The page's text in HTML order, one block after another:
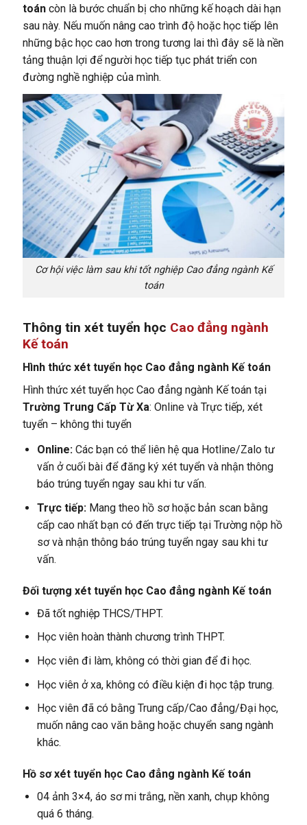
toáncòn là bước chuẩn bị cho những kế hoạch dài hạn
sau này. Nếu muốn nâng cao trình độ hoặc học tiếp lên
những bậc học cao hơn trong tương lai thì đây sẽ là nền
tảng thuận lợi để người học tiếp tục phát triển con
đường nghề nghiệp của mình.
Cơ hội việc làm sau khi tốt nghiệp Cao đẳng ngành Kế
toán
Thông tin xét tuyển học Cao đẳng ngành
Kế toán
Hình thức xét tuyển học Cao đẳng ngành Kế toán
Hình thức xét tuyển học Cao đẳng ngành Kế toán tại
Trường Trung Cấp Từ Xa: Online và Trực tiếp, xét
tuyển – không thi tuyển
Online:Các bạn có thể liên hệ qua Hotline/Zalo tư
vấn ở cuối bài để đăng ký xét tuyển và nhận thông
báo trúng tuyển ngay sau khi tư vấn.
Trực tiếp: Mang theo hồ sơ hoặc bản scan bằng
cấp cao nhất bạn có đến trực tiếp tại Trường nộp hồ
sơ và nhận thông báo trúng tuyển ngay sau khi tư
vấn.
Đối tượng xét tuyển học Cao đẳng ngành Kế toán
Đã tốt nghiệp THCS/THPT.
Học viên hoàn thành chương trình THPT.
Học viên đi làm, không có thời gian để đi học.
Học viên ở xa, không có điều kiện đi học tập trung.
Học viên đã có bằng Trung cấp/Cao đẳng/Đại học,
muốn nâng cao văn bằng hoặc chuyển sang ngành
khác.
Hồ sơ xét tuyển học Cao đẳng ngành Kế toán
04 ảnh 3×4, áo sơ mi trắng, nền xanh, chụp không
quá 6 tháng.